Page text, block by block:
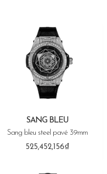
SANG BLEU
Sang bleu steel pavé 39mm
525,452,156₫